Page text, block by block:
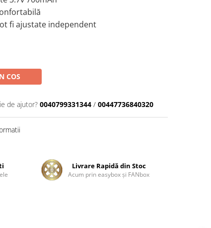
fi ajustate independent
COS
de ajutor? 0040799331344 / 00447736840320
Livrare Rapidă din Stoc
Acum prin easybox şi FANbox